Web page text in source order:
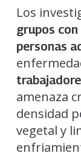
Los
grupos
personas
amenaza
densidad
vegetal y